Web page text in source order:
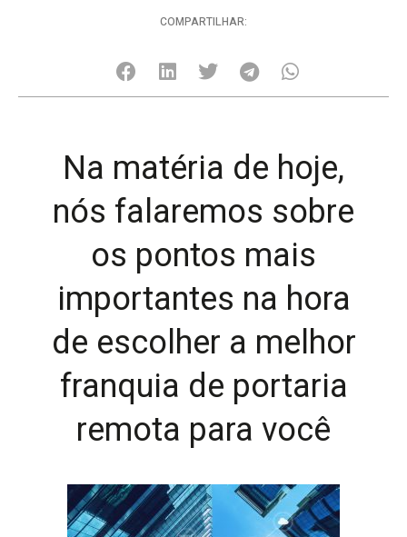
COMPARTILHAR:
Na matéria de hoje,
nós falaremos sobre
os pontos mais
importantes na hora
de escolher a melhor
franquia de portaria
remota para você